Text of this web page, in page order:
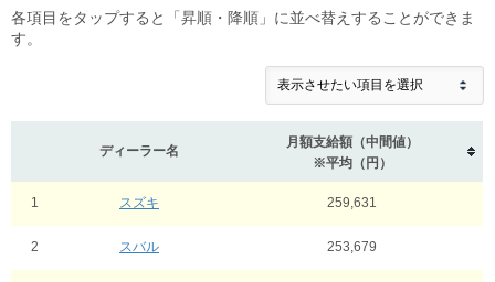
各項目をタップすると「昇順・降順」に並べ替えすることができま
す。
1
2
ディーラー名
月額支給額（中間値）
※平均（円）
スズキ 259,631
スバル 253,679